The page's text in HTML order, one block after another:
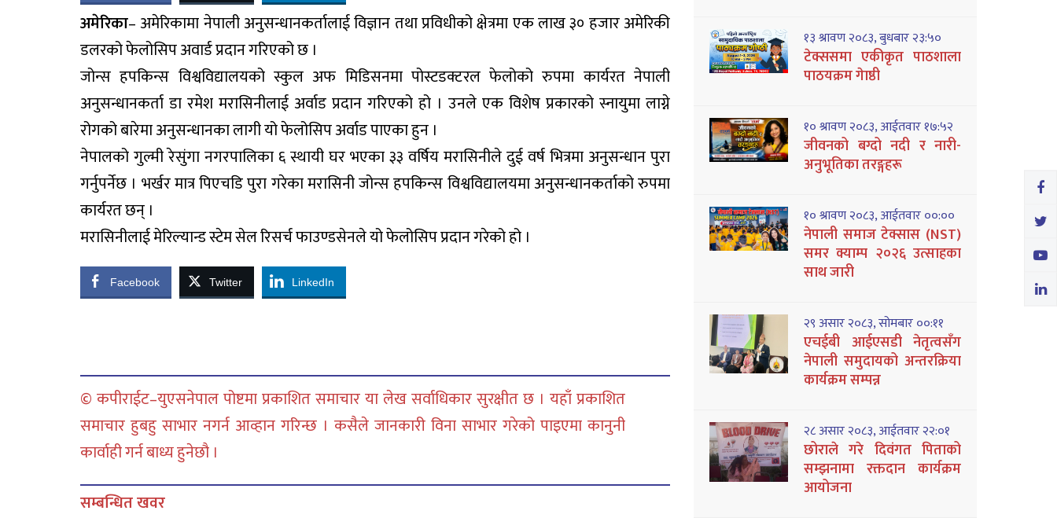
अमेरिका– अमेरिकामा नेपाली अनुसन्धानकर्तालाई विज्ञान तथा प्रविधीको क्षेत्रमा एक लाख ३० हजार अमेरिकी
डलरको फेलोसिप अवार्ड प्रदान गरिएको छ ।
जोन्स हपकिन्स विश्वविद्यालयको स्कुल अफ मिडिसनमा पोस्टडक्टरल फेलोको रुपमा कार्यरत नेपाली
अनुसन्धानकर्ता डा रमेश मरासिनीलाई अर्वाड प्रदान गरिएको हो । उनले एक विशेष प्रकारको स्नायुमा लाग्ने
रोगको बारेमा अनुसन्धानका लागी यो फेलोसिप अर्वाड पाएका हुन ।
नेपालको गुल्मी रेसुंगा नगरपालिका ६ स्थायी घर भएका ३३ वर्षिय मरासिनीले दुई वर्ष भित्रमा अनुसन्धान पुरा
गर्नुपर्नेछ । भर्खर मात्र पिएचडि पुरा गरेका मरासिनी जोन्स हपकिन्स विश्वविद्यालयमा अनुसन्धानकर्ताको रुपमा
कार्यरत छन् ।
मरासिनीलाई मेरिल्यान्ड स्टेम सेल रिसर्च फाउण्डसेनले यो फेलोसिप प्रदान गरेको हो ।
Facebook Twitter LinkedIn
© कपीराईट–युएसनेपाल पोष्टमा प्रकाशित समाचार या लेख सर्वाधिकार सुरक्षीत छ । यहाँ प्रकाशित
समाचार हुबहु साभार नगर्न आव्हान गरिन्छ । कसैले जानकारी विना साभार गरेको पाइएमा कानुनी
कार्वाही गर्न बाध्य हुनेछौ ।
सम्बन्धित खवर
१३ श्रावण २०८३, बुधबार २३:५०
टेक्ससमा एकीकृत पाठशाला
पाठयक्रम गेाष्ठी
१० श्रावण २०८३, आईतवार १७:५२
जीवनको बग्दो नदी र नारी-
अनुभूतिका तरङ्गहरू
१० श्रावण २०८३, आईतवार ००:००
नेपाली समाज टेक्सास (NST)
समर क्याम्प २०२६ उत्साहका
साथ जारी
२९ असार २०८३, सोमबार ००:११
एचईबी आईएसडी नेतृत्वसँग
नेपाली समुदायको अन्तरक्रिया
कार्यक्रम सम्पन्न
२८ असार २०८३, आईतवार २२:०१
छोराले गरे दिवंगत पिताको
सम्झनामा रक्तदान कार्यक्रम
आयोजना